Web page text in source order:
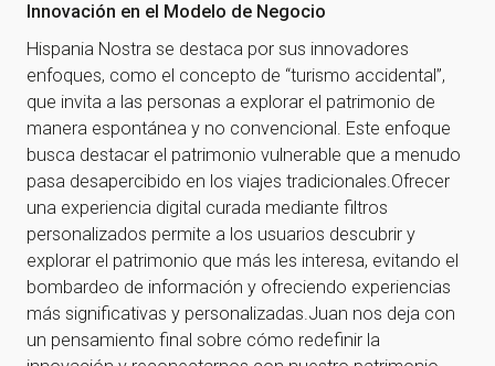
Innovación en el Modelo de Negocio
Hispania Nostra se destaca por sus innovadores
enfoques, como el concepto de “turismo accidental”,
que invita a las personas a explorar el patrimonio de
manera espontánea y no convencional. Este enfoque
busca destacar el patrimonio vulnerable que a menudo
pasa desapercibido en los viajes tradicionales.Ofrecer
una experiencia digital curada mediante filtros
personalizados permite a los usuarios descubrir y
explorar el patrimonio que más les interesa, evitando el
bombardeo de información y ofreciendo experiencias
más significativas y personalizadas.Juan nos deja con
un pensamiento final sobre cómo redefinir la